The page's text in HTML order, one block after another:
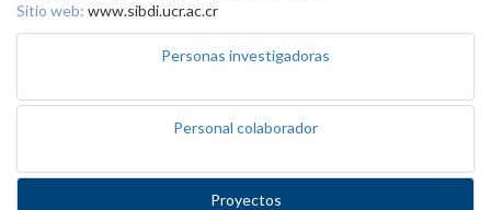
Sitio web: www.sibdi.ucr.ac.cr
Personas investigadoras
Personal colaborador
Proyectos